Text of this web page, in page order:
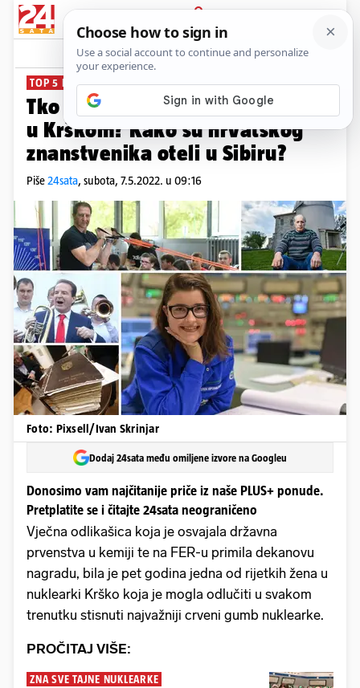
PRIJAVA
News Komentari
TOP 5 PRIČA KOJE NE SMIJETE PROPUSTITI
Tko drži crveni gumb nuklearke
u Krškom? Kako su hrvatskog
znanstvenika oteli u Sibiru?
Piše24sata, subota, 7.5.2022. u 09:16
Foto: Pixsell/Ivan Skrinjar
Dodaj 24sata među omiljene izvore na Googleu
Donosimo vam najčitanije priče iz naše PLUS+ ponude.
Pretplatite se i čitajte 24sata neograničeno
Vječna odlikašica koja je osvajala državna
prvenstva u kemiji te na FER-u primila dekanovu
nagradu, bila je pet godina jedna od rijetkih žena u
nuklearki Krško koja je mogla odlučiti u svakom
trenutku stisnuti najvažniji crveni gumb nuklearke.
PROČITAJ VIŠE:
ZNA SVE TAJNE NUKLEARKE